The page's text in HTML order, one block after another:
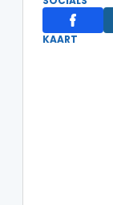
KAART